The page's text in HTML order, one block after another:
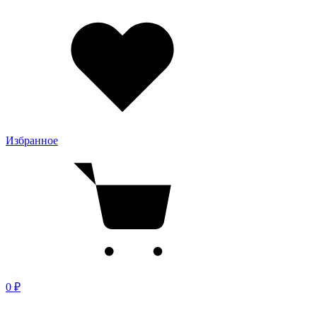
Избранное
0 ₽